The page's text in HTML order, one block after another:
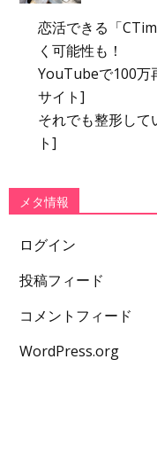
恋活できる「
く可能性も！
YouTubeで100万
サイト]
それでも整形して
ト]
メタ情報
ログイン
投稿フィード
コメントフィード
WordPress.org